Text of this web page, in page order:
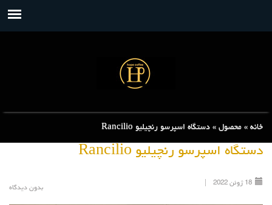
خانه » محصول » دستگاه اسپرسو رنچیلیو Rancilio
دستگاه اسپرسو رنچیلیو Rancilio
18 ژوئن 2022
بدون دیدگاه